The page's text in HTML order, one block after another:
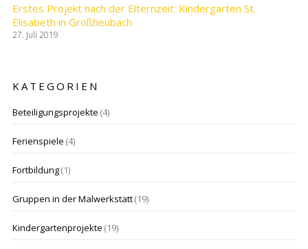
Erstes Projekt nach der Elternzeit: Kindergarten St.
Elisabeth in Großheubach
27. Juli 2019
KATEGORIEN
Beteiligungsprojekte (4)
Ferienspiele (4)
Fortbildung(1)
Gruppen in der Malwerkstatt(19)
Kindergartenprojekte (19)